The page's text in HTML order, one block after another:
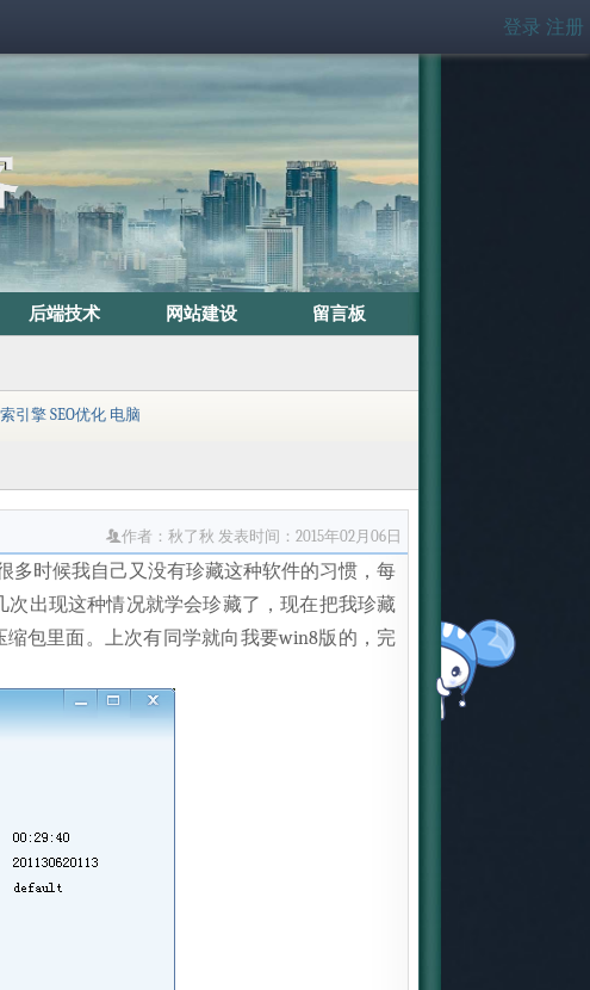
登录 注册
后端技术 网站建设 留言板
引擎 SEO优化 电脑
作者：秋了秋发表时间：2015年02月06日
多时候我自己又没有珍藏这种软件的习惯，每
出现这种情况就学会珍藏了，现在把我珍藏
包里面。上次有同学就向我要win8版的，完